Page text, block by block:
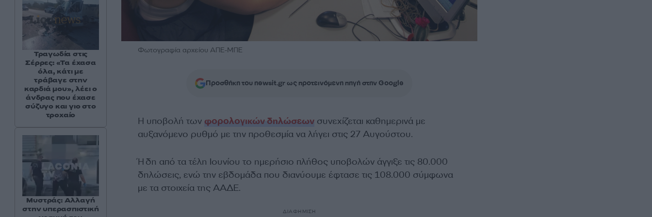
Φωτογραφία αρχείου ΑΠΕ-ΜΠΕ
Προσθήκη του newsit.gr ως προτεινόμενη πηγή στην Google
Η υποβολή των φορολογικών δηλώσεωνσυνεχίζεται καθημερινά με
αυξανόμενο ρυθμό με την προθεσμία να λήγει στις 27 Αυγούστου.
Ήδη από τα τέλη Ιουνίου το ημερήσιο πλήθος υποβολών άγγιξε τις 80.000
δηλώσεις, ενώ την εβδομάδα που διανύουμε έφτασε τις 108.000 σύμφωνα
με τα στοιχεία της ΑΑΔΕ.
ΔΙΑΦΗΜΙΣΗ
Τραγωδία στις
Σέρρες: «Τα έχασα
όλα, κάτι με
τράβαγε στην
καρδιά μου», λέει ο
άνδρας που έχασε
σύζυγο και γιο στο
τροχαίο
Μυστράς: Αλλαγή
στην υπερασπιστική